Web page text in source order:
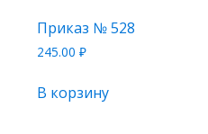
Приказ № 528
245.00 ₽
В корзину